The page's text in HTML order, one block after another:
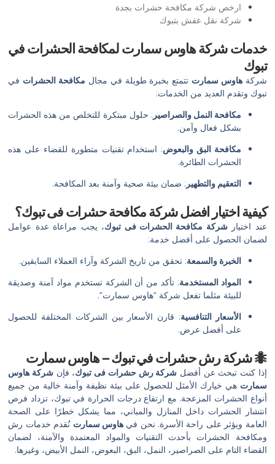
ارخص شركة مكافحة حشرات بجدة
شركة نقل عفش بتبوك
خدمات شركة هاوس سمارت لمكافحة الحشرات في
تبوك
شركةهاوس سمارت تتمتع بخبرة طويلة في مجال مكافحة الحشرات في
تبوك وتقدم العديد من الخدمات:
مكافحة النمل والصراصير : حلول مبتكرة للتخلص من هذه الحشرات
بشكل فعال وآمن.
مكافحة البق والبعوض: استخدام تقنيات متطورة للقضاء على هذه
الحشرات الطائرة.
التعقيم والتطهير : ضمان بيئة صحية وآمنة بعد المكافحة.
كيفية اختيار افضل شركة مكافحة حشرات فى تبوك؟
عند اختيارشركة مكافحة الحشرات فى تبوك، يجب مراعاة عدة عوامل
لضمان الحصول على أفضل خدمة:
الخبرة والسمعة: تحقق من تاريخ الشركة وآراء العملاء السابقين.
المواد المستخدمة: تأكد من أن الشركة تستخدم مواد آمنة وصديقة
للبيئة مثلما تفعل شركة “هاوس سمارت”.
الأسعار التنافسية: قارن الأسعار بين الشركات المختلفة للحصول
على أفضل عرض.
🐜 شركة رش حشرات في تبوك – هاوس سمارت
إذا كنت تبحث عن أفضل شركة رش حشرات فى تبوك، فإن شركة هاوس
سمارت هي خيارك الأمثل للحصول على بيئة نظيفة وآمنة خالية من جميع
أنواع الحشرات المزعجة. مع ارتفاع درجات الحرارة في تبوك، تزداد فرص
انتشار الحشرات داخل المنازل والمباني، مما يشكل خطرًا على الصحة
العامة ويؤثر على راحة الأسرة. نحن فيهاوس سمارت نُقدم خدمات رش
ومكافحة الحشرات بأحدث التقنيات والمواد المعتمدة والآمنة، لضمان
القضاء التام على الصراصير، النمل، البق، البعوض، النمل الأبيض، وغيرها.